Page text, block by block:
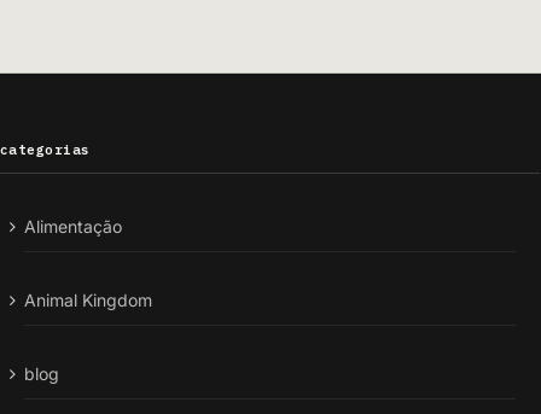
categorias
Alimentação
Animal Kingdom
blog